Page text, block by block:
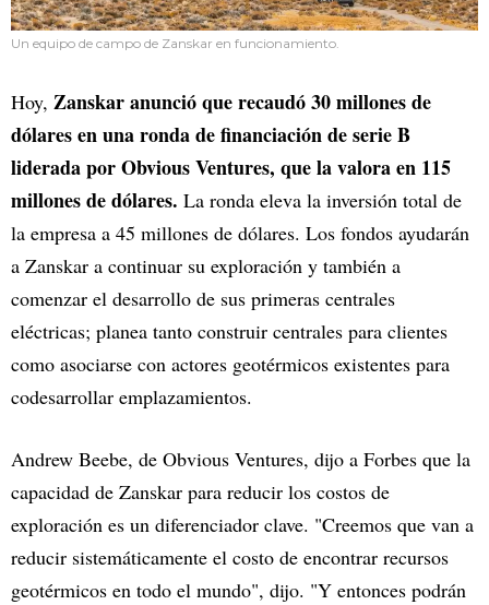
Un equipo de campo de Zanskar en funcionamiento.
Hoy, Zanskar anunció que recaudó 30 millones de
dólares en una ronda de financiación de serie B
liderada por Obvious Ventures, que la valora en 115
millones de dólares. La ronda eleva la inversión total de
la empresa a 45 millones de dólares. Los fondos ayudarán
a Zanskar a continuar su exploración y también a
comenzar el desarrollo de sus primeras centrales
eléctricas; planea tanto construir centrales para clientes
como asociarse con actores geotérmicos existentes para
codesarrollar emplazamientos.
Andrew Beebe, de Obvious Ventures, dijo a Forbes que la
capacidad de Zanskar para reducir los costos de
exploración es un diferenciador clave. "Creemos que van a
reducir sistemáticamente el costo de encontrar recursos
geotérmicos en todo el mundo", dijo. "Y entonces podrán